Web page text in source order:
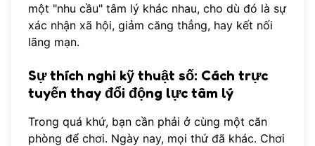
một "nhu cầu" tâm lý khác nhau, cho dù đó là sự
xác nhận xã hội, giảm căng thẳng, hay kết nối
lãng mạn.
Sự thích nghi kỹ thuật số: Cách trực
tuyến thay đổi động lực tâm lý
Trong quá khứ, bạn cần phải ở cùng một căn
phòng để chơi. Ngày nay, mọi thứ đã khác. Chơi